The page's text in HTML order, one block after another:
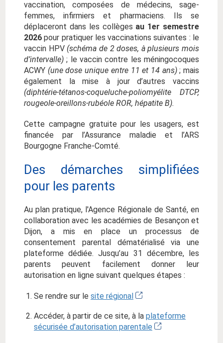
vaccination, composées de médecins, sage-
femmes, infirmiers et pharmaciens. Ils se
déplaceront dans les collèges au 1er semestre
2026 pour pratiquer les vaccinations suivantes : le
vaccin HPV (schéma de 2 doses, à plusieurs mois
d’intervalle) ; le vaccin contre les méningocoques
ACWY (une dose unique entre 11 et 14 ans); mais
également la mise à jour d’autres vaccins
(diphtérie-tétanos-coqueluche-poliomyélite DTCP,
rougeole-oreillons-rubéole ROR, hépatite B).
Cette campagne gratuite pour les usagers, est
financée par l’Assurance maladie et l’ARS
Bourgogne Franche-Comté.
Des démarches simplifiées
pour les parents
Au plan pratique, l'Agence Régionale de Santé, en
collaboration avec les académies de Besançon et
Dijon, a mis en place un processus de
consentement parental dématérialisé via une
plateforme dédiée. Jusqu’au 31 décembre, les
parents peuvent facilement donner leur
autorisation en ligne suivant quelques étapes :
Se rendre sur le site régional
Accéder, à partir de ce site, à la plateforme
sécurisée d’autorisation parentale